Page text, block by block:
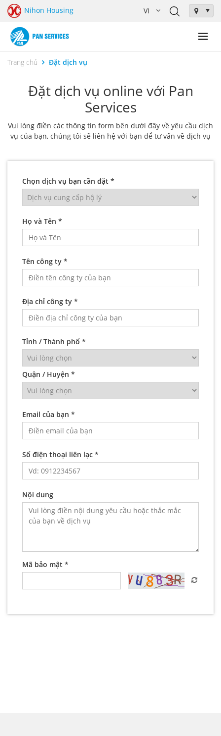
Nihon Housing
Trang chủ Đặt dịch vụ
Đặt dịch vụ online với Pan
Services
Vui lòng điền các thông tin form bên dưới đây về yêu cầu dịch
vụ của bạn, chúng tôi sẽ liên hệ với bạn để tư vấn về dịch vụ
Chọn dịch vụ bạn cần đặt *
Họ và Tên *
Tên công ty *
Địa chỉ công ty *
Tỉnh / Thành phố *
Quận / Huyện *
Email của bạn *
Số điện thoại liên lạc *
Nội dung
Mã bảo mật *